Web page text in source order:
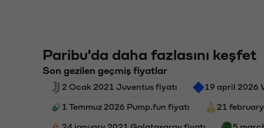
Paribu'da daha fazlasını keşfet
Son gezilen geçmiş fiyatlar
2 Ocak 2021 Juventus fiyatı 19 april 2026
1 Temmuz 2026 Pump.fun fiyatı 21
24 january 2021 Galatasaray fiyatı 5